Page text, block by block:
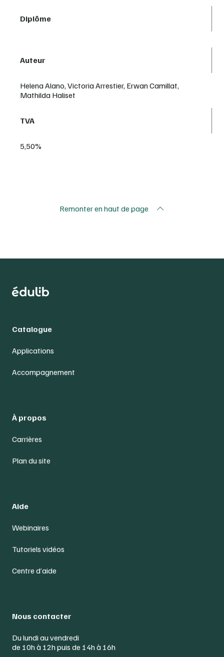
Diplôme
Auteur
Helena Alano, Victoria Arrestier, Erwan Camillat,
Mathilda Haliset
TVA
5,50%
Remonter en haut de page
Catalogue
Applications
Accompagnement
À propos
Carrières
Plan du site
Aide
Webinaires
Tutoriels vidéos
Centre d’aide
Nous contacter
Du lundi au vendredi
de 10h à 12h puis de 14h à 16h